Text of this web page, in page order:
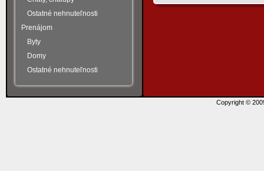
Ostatné nehnuteľnosti
Prenájom
Byty
Domy
Ostatné nehnuteľnosti
Copyright ©